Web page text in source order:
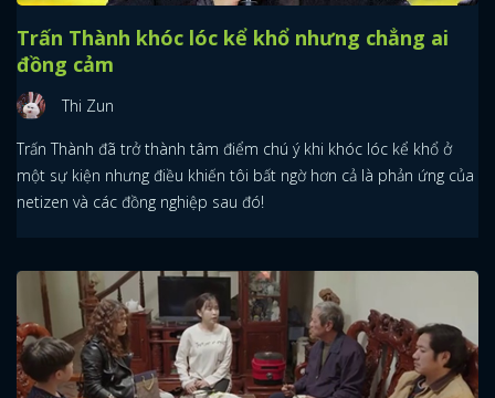
Trấn Thành khóc lóc kể khổ nhưng chẳng ai
đồng cảm
Thi Zun
Trấn Thành đã trở thành tâm điểm chú ý khi khóc lóc kể khổ ở
một sự kiện nhưng điều khiến tôi bất ngờ hơn cả là phản ứng của
netizen và các đồng nghiệp sau đó!